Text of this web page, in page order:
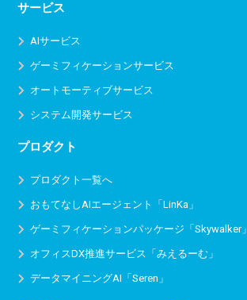
サービス
AIサービス
ゲーミフィケーションサービス
オートモーティブサービス
システム開発サービス
プロダクト
プロダクト一覧へ
おもてなしAIエージェント「LinKa」
ゲーミフィケーションパッケージ「Skywalker」
オフィスDX推進サービス 「みえるーむ」
データマイニングAI「Seren」